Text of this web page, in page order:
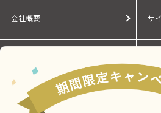
会社概要 サ
Cookieポリシー ご